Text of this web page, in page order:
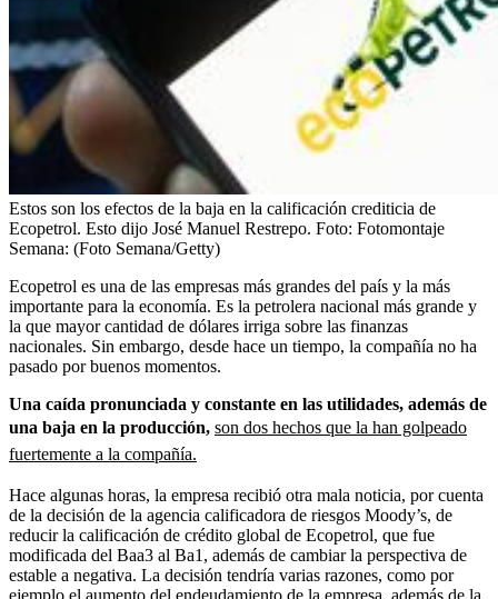
Estos son los efectos de la baja en la calificación crediticia de
Ecopetrol. Esto dijo José Manuel Restrepo. Foto: Fotomontaje
Semana: (Foto Semana/Getty)
Ecopetrol es una de las empresas más grandes del país y la más
importante para la economía. Es la petrolera nacional más grande y
la que mayor cantidad de dólares irriga sobre las finanzas
nacionales. Sin embargo, desde hace un tiempo, la compañía no ha
pasado por buenos momentos.
Una caída pronunciada y constante en las utilidades, además de
una baja en la producción, son dos hechos que la han golpeado
fuertemente a la compañía.
Hace algunas horas, la empresa recibió otra mala noticia, por cuenta
de la decisión de la agencia calificadora de riesgos Moody’s, de
reducir la calificación de crédito global de Ecopetrol, que fue
modificada del Baa3 al Ba1, además de cambiar la perspectiva de
estable a negativa. La decisión tendría varias razones, como por
ejemplo el aumento del endeudamiento de la empresa, además de la